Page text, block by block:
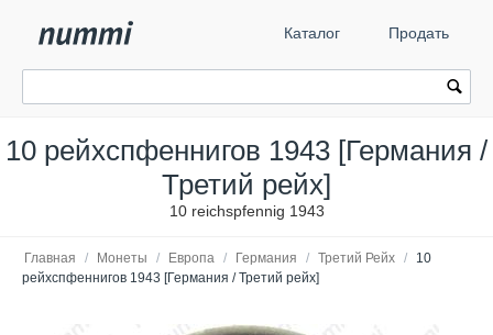
Каталог Продать
10 рейхспфеннигов 1943 [Германия /
Третий рейх]
10 reichspfennig 1943
Главная / Монеты / Европа / Германия / Третий Рейх /
10
рейхспфеннигов 1943 [Германия / Третий рейх]